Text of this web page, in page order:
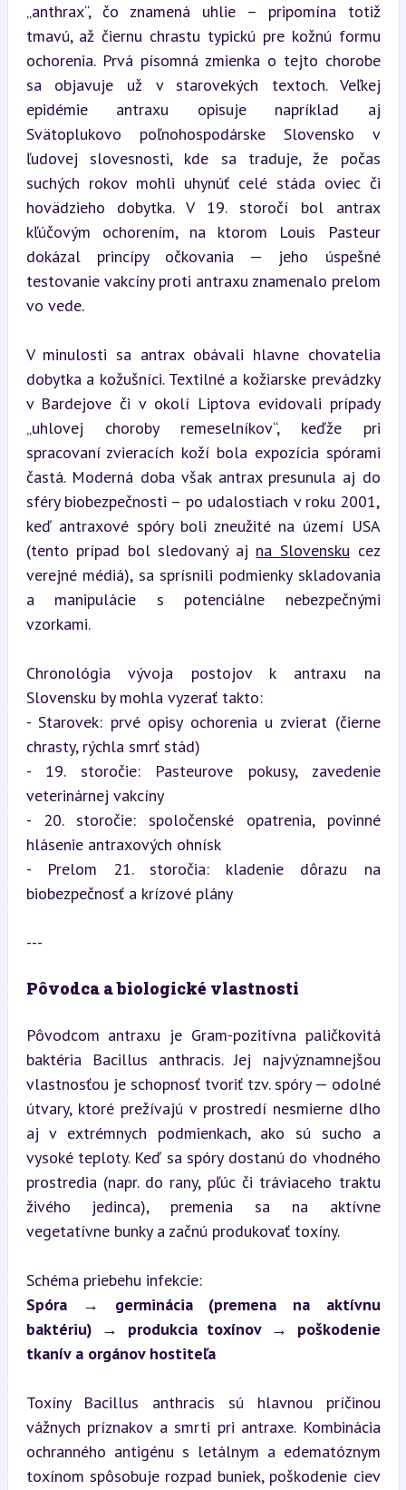
„anthrax“, čo znamená uhlie – pripomína totiž
tmavú, až čiernu chrastu typickú pre kožnú formu
ochorenia. Prvá písomná zmienka o tejto chorobe
sa objavuje už v starovekých textoch. Veľkej
epidémie antraxu opisuje napríklad aj
Svätoplukovo poľnohospodárske Slovensko v
ľudovej slovesnosti, kde sa traduje, že počas
suchých rokov mohli uhynúť celé stáda oviec či
hovädzieho dobytka. V 19. storočí bol antrax
kľúčovým ochorením, na ktorom Louis Pasteur
dokázal princípy očkovania — jeho úspešné
testovanie vakcíny proti antraxu znamenalo prelom
vo vede.
V minulosti sa antrax obávali hlavne chovatelia
dobytka a kožušníci. Textilné a kožiarske prevádzky
v Bardejove či v okolí Liptova evidovali prípady
„uhlovej choroby remeselníkov“, keďže pri
spracovaní zvieracích koží bola expozícia spórami
častá. Moderná doba však antrax presunula aj do
sféry biobezpečnosti – po udalostiach v roku 2001,
keď antraxové spóry boli zneužité na území USA
(tento prípad bol sledovaný aj na Slovensku cez
verejné médiá), sa sprísnili podmienky skladovania
a manipulácie s potenciálne nebezpečnými
vzorkami.
Chronológia vývoja postojov k antraxu na
Slovensku by mohla vyzerať takto:
- Starovek: prvé opisy ochorenia u zvierat (čierne
chrasty, rýchla smrť stád)
- 19. storočie: Pasteurove pokusy, zavedenie
veterinárnej vakcíny
- 20. storočie: spoločenské opatrenia, povinné
hlásenie antraxových ohnísk
- Prelom 21. storočia: kladenie dôrazu na
biobezpečnosť a krízové plány
---
Pôvodca a biologické vlastnosti
Pôvodcom antraxu je Gram-pozitívna paličkovitá
baktéria Bacillus anthracis. Jej najvýznamnejšou
vlastnosťou je schopnosť tvoriť tzv. spóry — odolné
útvary, ktoré prežívajú v prostredí nesmierne dlho
aj v extrémnych podmienkach, ako sú sucho a
vysoké teploty. Keď sa spóry dostanú do vhodného
prostredia (napr. do rany, pľúc či tráviaceho traktu
živého jedinca), premenia sa na aktívne
vegetatívne bunky a začnú produkovať toxíny.
Spóra → germinácia (premena na aktívnu
baktériu) → produkcia toxínov → poškodenie
tkanív a orgánov hostiteľa
Toxíny Bacillus anthracis sú hlavnou príčinou
vážnych príznakov a smrti pri antraxe. Kombinácia
ochranného antigénu s letálnym a edematóznym
toxínom spôsobuje rozpad buniek, poškodenie ciev